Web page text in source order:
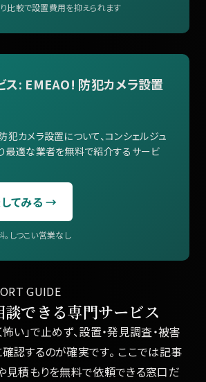
比較で設置費用を抑えられます
ス: EMEAO! 防犯カメラ設置
カメラ設置について、コンシェルジュ
最適な業者を無料で紹介するサービ
てみる →
しつこい営業なし
GUIDE
談できる専門サービス
い」で止めず、設置・発見調査・被害
認するのが確実です。 ここでは記事
見積もりを無料で依頼できる窓口だ